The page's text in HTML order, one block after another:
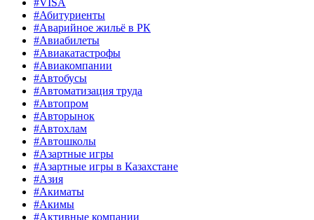
#Абитуриенты
#Аварийное жильё в РК
#Авиабилеты
#Авиакатастрофы
#Авиакомпании
#Автобусы
#Автоматизация труда
#Автопром
#Авторынок
#Автохлам
#Автошколы
#Азартные игры
#Азартные игры в Казахстане
#Азия
#Акиматы
#Акимы
#Активные компании